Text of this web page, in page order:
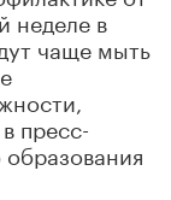
неделе в
чаще мыть
пресс-